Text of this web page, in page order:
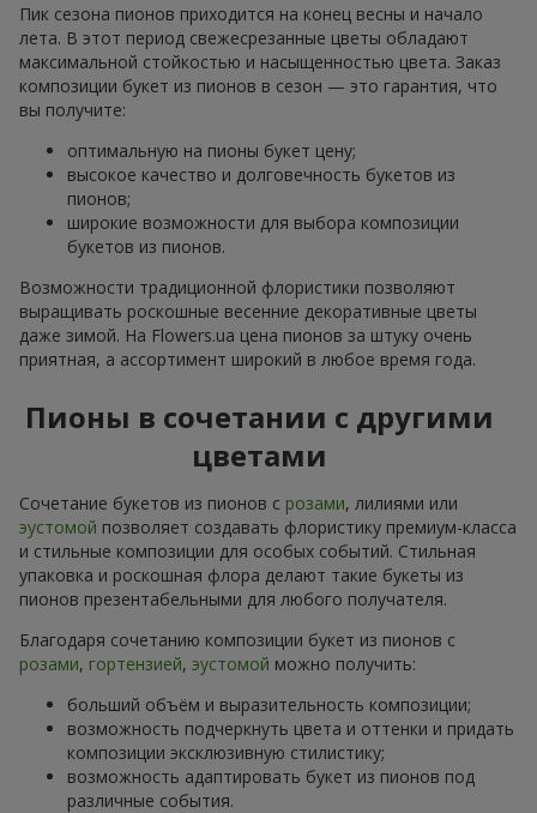
Пик сезона пионов приходится на конец весны и начало
лета. В этот период свежесрезанные цветы обладают
максимальной стойкостью и насыщенностью цвета. Заказ
композиции букет из пионов в сезон — это гарантия, что
вы получите:
оптимальную на пионы букет цену;
высокое качество и долговечность букетов из
пионов;
широкие возможности для выбора композиции
букетов из пионов.
Возможности традиционной флористики позволяют
выращивать роскошные весенние декоративные цветы
даже зимой. На Flowers.ua цена пионов за штуку очень
приятная, а ассортимент широкий в любое время года.
Пионы в сочетании с другими
цветами
Сочетание букетов из пионов с розами, лилиями или
эустомой позволяет создавать флористику премиум-класса
и стильные композиции для особых событий. Стильная
упаковка и роскошная флора делают такие букеты из
пионов презентабельными для любого получателя.
Благодаря сочетанию композиции букет из пионов с
розами, гортензией, эустомой можно получить:
больший объём и выразительность композиции;
возможность подчеркнуть цвета и оттенки и придать
композиции эксклюзивную стилистику;
возможность адаптировать букет из пионов под
различные события.